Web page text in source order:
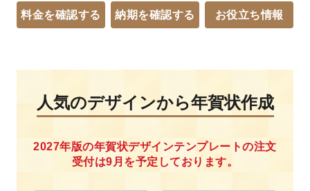
料金を確認する 納期を確認する お役立ち情報
人気のデザインから年賀状作成
2027年版の年賀状デザインテンプレートの注文
受付は9月を予定しております。